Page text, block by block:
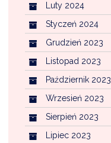
Luty 2024
Styczeń 2024
Grudzień 2023
Listopad 2023
Październik 2023
Wrzesień 2023
Sierpień 2023
Lipiec 2023